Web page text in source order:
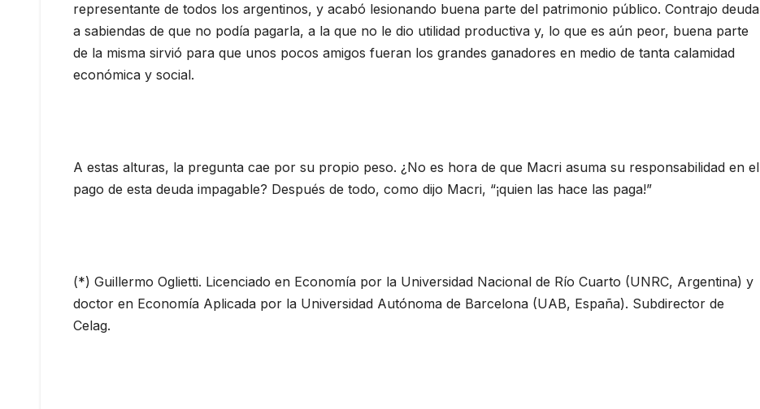
representante de todos los argentinos, y acabó lesionando buena parte del patrimonio público. Contrajo deuda
a sabiendas de que no podía pagarla, a la que no le dio utilidad productiva y, lo que es aún peor, buena parte
de la misma sirvió para que unos pocos amigos fueran los grandes ganadores en medio de tanta calamidad
económica y social.
A estas alturas, la pregunta cae por su propio peso. ¿No es hora de que Macri asuma su responsabilidad en el
pago de esta deuda impagable? Después de todo, como dijo Macri, “¡quien las hace las paga!”
(*) Guillermo Oglietti. Licenciado en Economía por la Universidad Nacional de Río Cuarto (UNRC, Argentina) y
doctor en Economía Aplicada por la Universidad Autónoma de Barcelona (UAB, España). Subdirector de
Celag.